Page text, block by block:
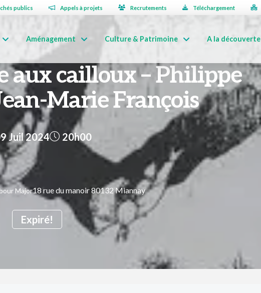
publics Appels à projets Recrutements Téléchargement
Aménagement Culture & Patrimoine A la découverte
aux cailloux – Philippe
Marie François
Juil 2024
Expiré!
20h00
Major18 rue du manoir 80132 Miannay